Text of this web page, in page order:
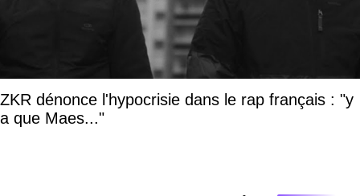
ZKR dénonce l'hypocrisie dans le rap français : "y
a que Maes..."